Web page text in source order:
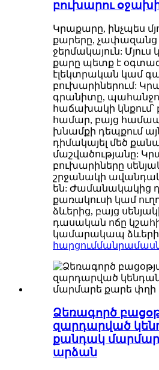
բուխարու
Կրաքարը, ինչպես
քարերը, չափազանց
ջերմակայուն: Մյուս
քարը պետք է
էլեկտրական կամ
բուխարիներում:
գրանիտը,
հաճախակի կնքում՝
համար, բայց
խնամքի դեպքում
դիմակայել մեծ
մաշվածությանը:
բուխարիները
շրջանակի
են: Ժամանակակից
քառակուսի կամ
ձևերից, բայց
դասական ոճը
կամարակապ
հարցում
Ձեռագործ
զարդարված
քանդակ
արձան